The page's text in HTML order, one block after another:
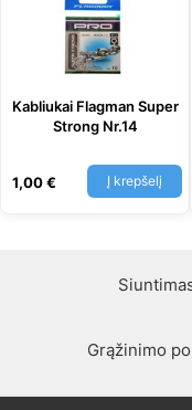
Kabliukai Flagman Super
Strong Nr.14
1,00€ Į krepšelį
Grąžinimo